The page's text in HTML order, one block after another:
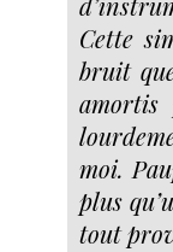
Cette
bruit
moi.
plus
tout